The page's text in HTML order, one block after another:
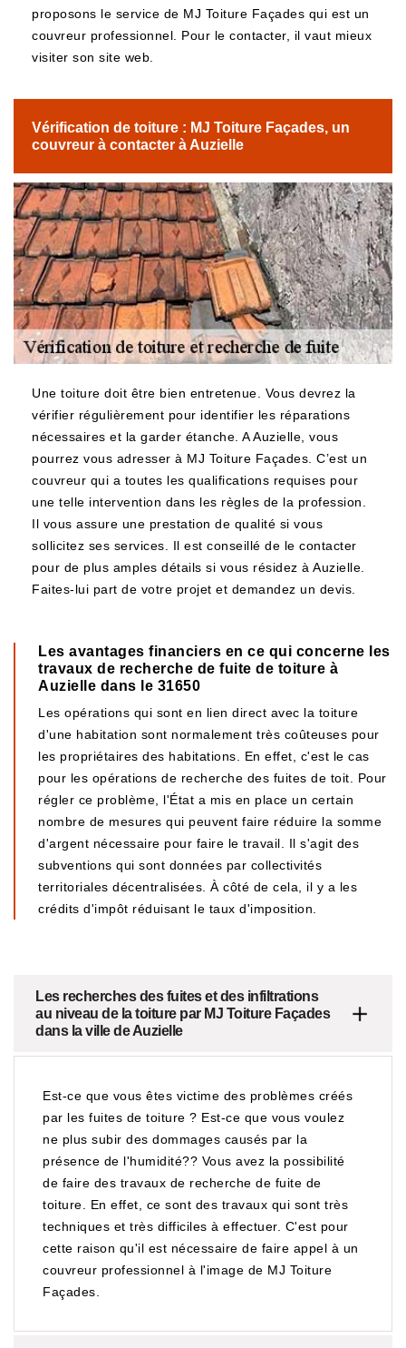
proposons le service de MJ Toiture Façades qui est un
couvreur professionnel. Pour le contacter, il vaut mieux
visiter son site web.
Vérification de toiture : MJ Toiture Façades, un
couvreur à contacter à Auzielle
Une toiture doit être bien entretenue. Vous devrez la
vérifier régulièrement pour identifier les réparations
nécessaires et la garder étanche. A Auzielle, vous
pourrez vous adresser à MJ Toiture Façades. C’est un
couvreur qui a toutes les qualifications requises pour
une telle intervention dans les règles de la profession.
Il vous assure une prestation de qualité si vous
sollicitez ses services. Il est conseillé de le contacter
pour de plus amples détails si vous résidez à Auzielle.
Faites-lui part de votre projet et demandez un devis.
Les avantages financiers en ce qui concerne les
travaux de recherche de fuite de toiture à
Auzielle dans le 31650
Les opérations qui sont en lien direct avec la toiture
d'une habitation sont normalement très coûteuses pour
les propriétaires des habitations. En effet, c'est le cas
pour les opérations de recherche des fuites de toit. Pour
régler ce problème, l'État a mis en place un certain
nombre de mesures qui peuvent faire réduire la somme
d'argent nécessaire pour faire le travail. Il s'agit des
subventions qui sont données par collectivités
territoriales décentralisées. À côté de cela, il y a les
crédits d'impôt réduisant le taux d'imposition.
Les recherches des fuites et des infiltrations
au niveau de la toiture par MJ Toiture Façades
dans la ville de Auzielle
Est-ce que vous êtes victime des problèmes créés
par les fuites de toiture ? Est-ce que vous voulez
ne plus subir des dommages causés par la
présence de l'humidité?? Vous avez la possibilité
de faire des travaux de recherche de fuite de
toiture. En effet, ce sont des travaux qui sont très
techniques et très difficiles à effectuer. C'est pour
cette raison qu'il est nécessaire de faire appel à un
couvreur professionnel à l'image de MJ Toiture
Façades.